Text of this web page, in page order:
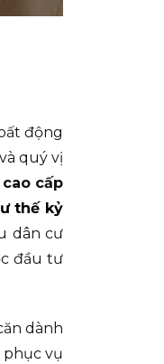
động
quý vị
cấp
thế kỷ
dân cư
đầu tư
dành
phục vụ